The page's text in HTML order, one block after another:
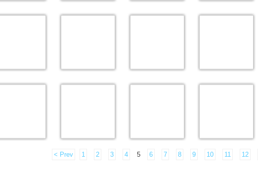
< Prev 1 2 3 4 5 6 7 8 9 10 11 12